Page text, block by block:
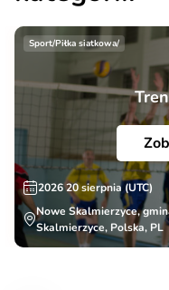
Sport/Piłka siatkowa/
2026 20 sierpnia (UTC)
Nowe Skalmierzyce,
Skalmierzyce, Polska, PL